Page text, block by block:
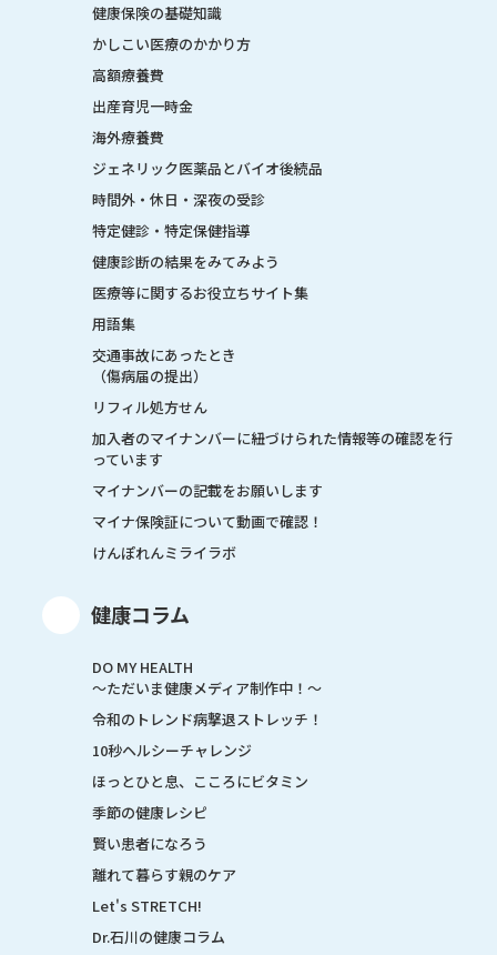
健康保険の基礎知識
かしこい医療のかかり方
高額療養費
出産育児一時金
海外療養費
ジェネリック医薬品とバイオ後続品
時間外・休日・深夜の受診
特定健診・特定保健指導
健康診断の結果をみてみよう
医療等に関するお役立ちサイト集
用語集
交通事故にあったとき
（傷病届の提出）
リフィル処方せん
加入者のマイナンバーに紐づけられた情報等の確認を行
っています
マイナンバーの記載をお願いします
マイナ保険証について動画で確認！
けんぽれんミライラボ
健康コラム
DO MY HEALTH
～ただいま健康メディア制作中！～
令和のトレンド病撃退ストレッチ！
10秒ヘルシーチャレンジ
ほっとひと息、こころにビタミン
季節の健康レシピ
賢い患者になろう
離れて暮らす親のケア
Let's STRETCH!
Dr.石川の健康コラム